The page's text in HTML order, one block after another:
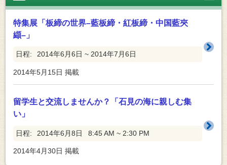
内
ジ
置:
特集展「板締の世界–藍板締・紅板締・中国藍夾
纈–」
日程: 2014年6月6日 ~ 2014年7月6日
2014年5月15日 掲載
留学生と交流しませんか？「石見の海に親しむ集
い」
日程: 2014年6月8日 8:45 AM ~ 2:30 PM
2014年4月30日 掲載